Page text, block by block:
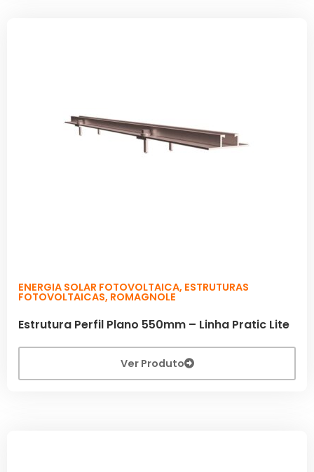
ENERGIA SOLAR FOTOVOLTAICA, ESTRUTURAS
FOTOVOLTAICAS, ROMAGNOLE
Estrutura Perfil Plano 550mm – Linha Pratic Lite
Ver Produto